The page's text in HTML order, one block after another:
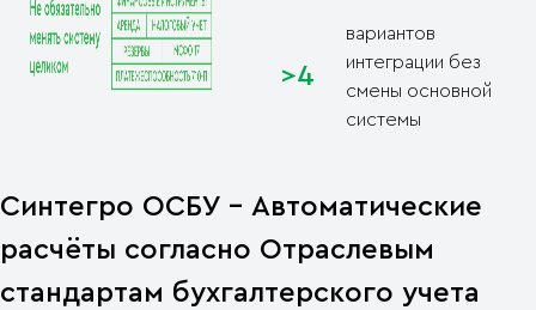
>4
вариантов
интеграции без
смены основной
системы
Синтегро ОСБУ - Автоматические
расчёты согласно Отраслевым
стандартам бухгалтерского учета